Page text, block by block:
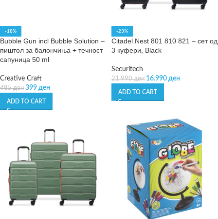
-18%
Bubble Gun incl Bubble Solution –
пиштол за балончиња + течност
сапуница 50 ml
Creative Craft
485ден 399 ден
ADD TO CART
-23%
Citadel Nest 801 810 821 – сет од
3 куфери, Black
Securitech
21.990ден 16.990 ден
ADD TO CART